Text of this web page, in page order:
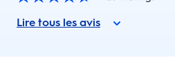
Lire tous les avis